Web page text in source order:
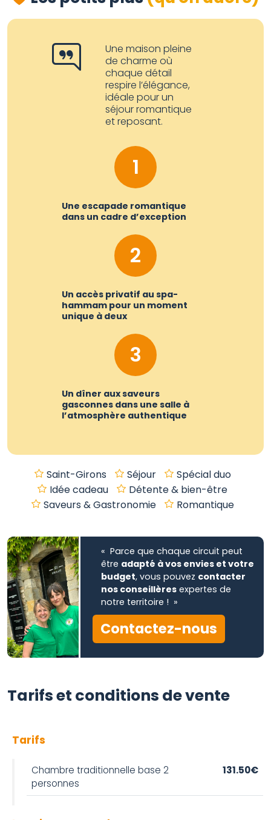
Une maison pleine
de charme où
chaque détail
respire l’élégance,
idéale pour un
séjour romantique
et reposant.
1
Une escapade romantique
dans un cadre d’exception
2
Un accès privatif au spa-
hammam pour un moment
unique à deux
3
Un dîner aux saveurs
gasconnes dans une salle à
l’atmosphère authentique
Saint-Girons Séjour
Spécial duo
Idée cadeau
Détente & bien-être
Saveurs & Gastronomie
Romantique
« Parce que chaque circuit peut
être adapté à vos envies et votre
budget, vous pouvez contacter
nos conseillères expertes de
notre territoire ! »
Contactez-nous
Tarifs et conditions de vente
Tarifs
Chambre traditionnelle base 2
personnes
131.50€